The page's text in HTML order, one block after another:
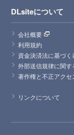
DLsiteについて
会社概要
利用規約
資金決済法に基づく
外部送信規律に関す
著作権と不正アクセ
リンクについて